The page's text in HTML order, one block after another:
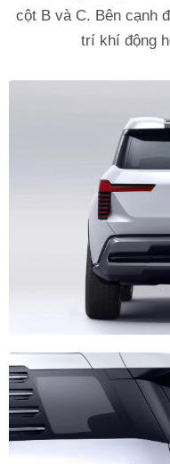
cột B và C. Bên cạnh
trí khí động